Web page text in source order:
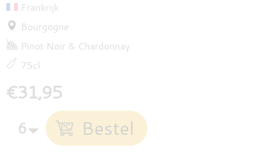
Frankrijk
Bourgogne
Pinot Noir
Chardonnay
75cl
€31,95